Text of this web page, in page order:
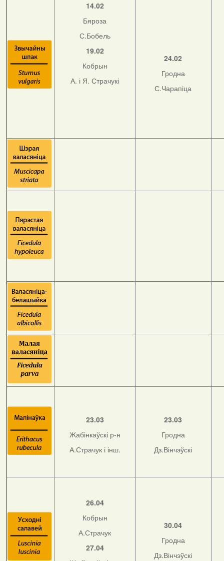
14.02
Бяроза
С.Бобель
19.02
Кобрын
А. і Я. Страчукі
24.02
Гродна
С.Чарапіца
23.03
Жабінкаўскі р-н
А.Страчук і інш.
23.03
Гродна
Дз.Вінчэўскі
26.04
Кобрын
А.Страчук
27.04
30.04
Гродна
Дз.Вінчэўскі